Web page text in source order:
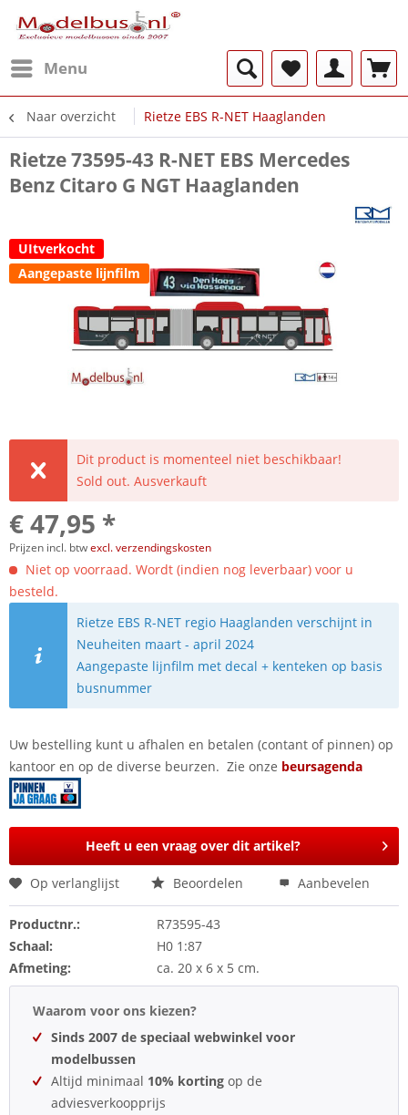
Menu
Naar overzicht Rietze EBS R-NET Haaglanden
Rietze 73595-43 R-NET EBS Mercedes
Benz Citaro G NGT Haaglanden
UItverkocht
Aangepaste lijnfilm
Dit product is momenteel niet beschikbaar!
Sold out. Ausverkauft
€ 47,95 *
Prijzen incl. btwexcl. verzendingskosten
Niet op voorraad. Wordt (indien nog leverbaar) voor u
besteld.
Rietze EBS R-NET regio Haaglanden verschijnt in
Neuheiten maart - april 2024
Aangepaste lijnfilm met decal + kenteken op basis
busnummer
Uw bestelling kunt u afhalen en betalen (contant of pinnen) op
kantoor en op de diverse beurzen. Zie onze beursagenda
Heeft u een vraag over dit artikel?
Op verlanglijst Beoordelen Aanbevelen
Productnr.:
R73595-43
Schaal:
H0 1:87
Afmeting:
ca. 20 x 6 x 5 cm.
Waarom voor ons kiezen?
Sinds 2007 de speciaal webwinkel voor
modelbussen
Altijd minimaal 10% korting op de
adviesverkoopprijs